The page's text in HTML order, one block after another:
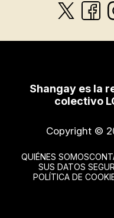
Shangay es la
colectivo
Copyright ©
QUIÉNES SOMOS
SUS DATOS
POLÍTICA DE